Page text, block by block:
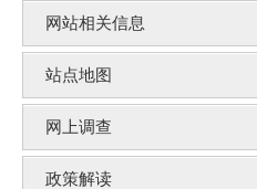
网站相关信息
站点地图
网上调查
政策解读